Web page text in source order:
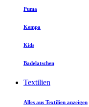
Puma
Kempa
Kids
Badelatschen
Textilien
Alles aus Textilien anzeigen